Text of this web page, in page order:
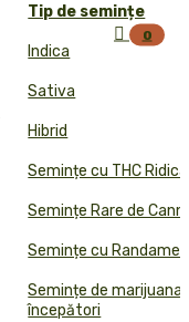
Tip de semințe
Indica
Sativa
Hibrid
Semințe cu THC
Semințe Rare de
Semințe cu
Semințe de marijuana
începători
 0